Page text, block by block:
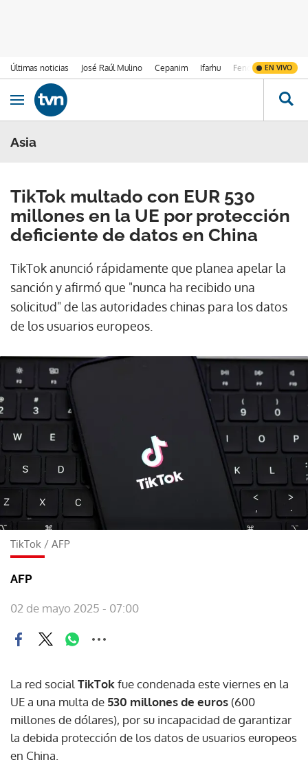
Últimas noticias José Raúl Mulino Cepanim Ifarhu Fenómeno de El
EN VIVO
Ir al contenido
Obrir navegació
Asia
TikTok multado con EUR 530
millones en la UE por protección
deficiente de datos en China
TikTok anunció rápidamente que planea apelar la
sanción y afirmó que "nunca ha recibido una
solicitud" de las autoridades chinas para los datos
de los usuarios europeos.
TikTok / AFP
AFP
02 de mayo 2025 - 07:00
La red social TikTokfue condenada este viernes en la
UE a una multa de 530 millones de euros (600
millones de dólares), por su incapacidad de garantizar
la debida protección de los datos de usuarios europeos
en China.